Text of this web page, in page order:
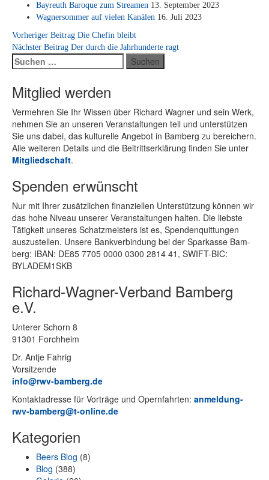
Bay­reuth Ba­ro­que zum Strea­men 13. Sep­tem­ber 2023
Wag­ner­som­mer auf vie­len Ka­nä­len 16. Juli 2023
Beitragsnavigation
Vorheriger Beitrag Die Chefin bleibt
Nächster Beitrag Der durch die Jahrhunderte ragt
Suchen
nach:
Mitglied werden
Ver­meh­ren Sie Ihr Wis­sen über Ri­chard Wag­ner und sein Werk,
neh­men Sie an un­se­ren Ver­an­stal­tun­gen teil und un­ter­stüt­zen
Sie uns da­bei, das kul­tu­rel­le An­ge­bot in Bam­berg zu be­rei­chern.
Alle wei­te­ren De­tails und die Bei­tritts­er­klä­rung fin­den Sie un­ter
Mit­glied­schaft.
Spenden erwünscht
Nur mit Ih­rer zu­sätz­li­chen fi­nan­zi­el­len Un­ter­stüt­zung kön­nen wir
das hohe Ni­veau un­se­rer Ver­an­stal­tun­gen hal­ten. Die liebs­te
Tä­tig­keit un­se­res Schatz­meis­ters ist es, Spen­den­quit­tun­gen
aus­zu­stel­len. Un­se­re Bank­ver­bin­dung bei der Spar­kas­se Bam­
berg: IBAN: DE85 7705 0000 0300 2814 41, SWIFT-BIC:
BYLADEM1SKB
Richard-Wagner-Verband Bamberg
e.V.
Un­te­rer Schorn 8
91301 Forchheim
Dr. Ant­je Fahrig
Vorsitzende
info@rwv-bamberg.de
Kon­takt­adres­se für Vor­trä­ge und Opern­fahr­ten: anmeldung-
rwv-bamberg@t-online.de
Kategorien
Beers Blog (8)
Blog (388)